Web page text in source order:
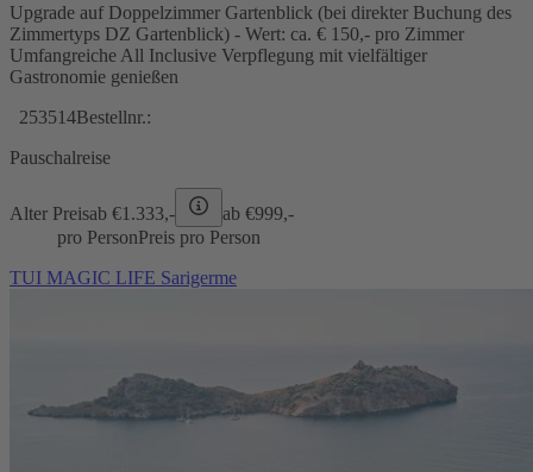
Upgrade auf Doppelzimmer Gartenblick (bei direkter Buchung des
Zimmertyps DZ Gartenblick) - Wert: ca. € 150,- pro Zimmer
Umfangreiche All Inclusive Verpflegung mit vielfältiger
Gastronomie genießen
253514Bestellnr.:
Pauschalreise
Alter Preisab €1.333,- ab €999,-
pro PersonPreis pro Person
TUI MAGIC LIFE Sarigerme